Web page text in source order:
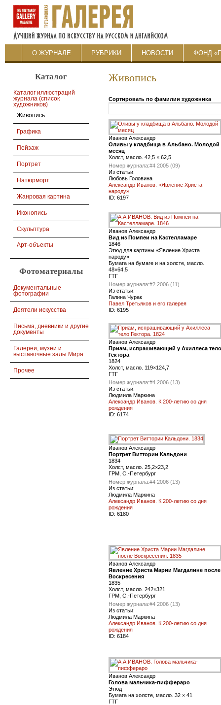
О ЖУРНАЛЕ РУБРИКИ НОВОСТИ ФОНД
Каталог
Каталог иллюстраций
журнала (список
художников)
Живопись
Графика
Пейзаж
Портрет
Натюрморт
Жанровая картина
Иконопись
Скульптура
Арт-объекты
Фотоматериалы
Документальные
фотографии
Деятели искусства
Письма, дневники и другие
документы
Галереи, музеи и
выставочные залы Мира
Прочее
Живопись
Сортировать по фамилии художника
Иванов Александр
Оливы у кладбища в Альбано. Молодой
месяц
Холст, масло. 42,5 × 62,5
Номер журнала:#4 2005 (09)
Из статьи:
Любовь Головина
Александр Иванов: «Явление Христа
народу»
ID: 6197
Иванов Александр
Вид из Помпеи на Кастелламаре
1846
Этюд для картины «Явление Христа
народу»
Бумага на бумаге и на холсте, масло.
48×64,5
ГТГ
Номер журнала:#2 2006 (11)
Из статьи:
Галина Чурак
Павел Третьяков и его галерея
ID: 6195
Иванов Александр
Приам, испрашивающий у Ахиллеса тело
Гектора
1824
Холст, масло. 119×124,7
ГТГ
Номер журнала:#4 2006 (13)
Из статьи:
Людмила Маркина
Александр Иванов. К 200-летию со дня
рождения
ID: 6174
Иванов Александр
Портрет Виттории Кальдони
1834
Холст, масло. 25,2×23,2
ГРМ, С.-Петербург
Номер журнала:#4 2006 (13)
Из статьи:
Людмила Маркина
Александр Иванов. К 200-летию со дня
рождения
ID: 6180
Иванов Александр
Явление Христа Марии Магдалине после
Воскресения
1835
Холст, масло. 242×321
ГРМ, С.-Петербург
Номер журнала:#4 2006 (13)
Из статьи:
Людмила Маркина
Александр Иванов. К 200-летию со дня
рождения
ID: 6184
Иванов Александр
Голова мальчика-пиффераро
Этюд
Бумага на холсте, масло. 32 × 41
ГТГ